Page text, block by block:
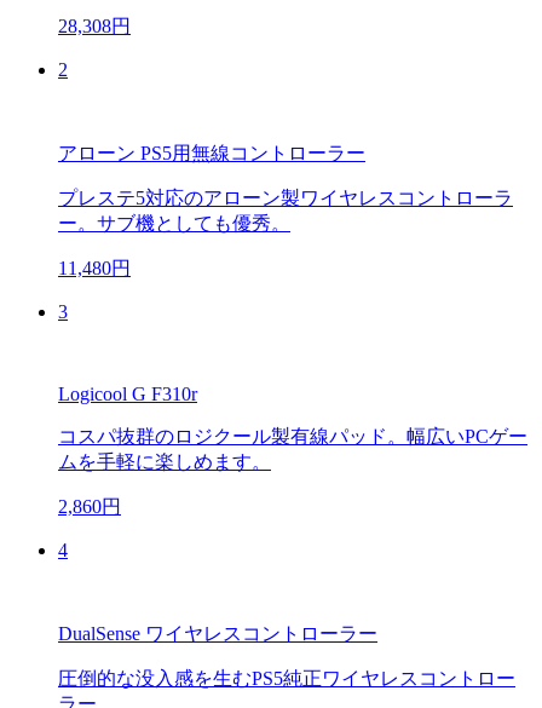
28,308円
2
アローン PS5用無線コントローラー
プレステ5対応のアローン製ワイヤレスコントローラ
ー。サブ機としても優秀。
11,480円
3
Logicool G F310r
コスパ抜群のロジクール製有線パッド。幅広いPCゲー
ムを手軽に楽しめます。
2,860円
4
DualSense ワイヤレスコントローラー
圧倒的な没入感を生むPS5純正ワイヤレスコントロー
ラー。